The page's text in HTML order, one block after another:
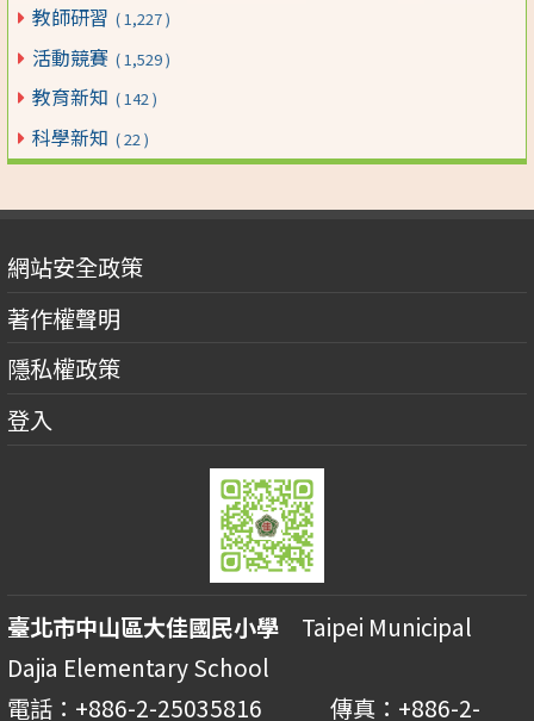
教師研習 ( 1,227 )
活動競賽 ( 1,529 )
教育新知 ( 142 )
科學新知 ( 22 )
網站安全政策
著作權聲明
隱私權政策
登入
臺北市中山區大佳國民小學 Taipei Municipal
Dajia Elementary School
電話：+886-2-25035816 傳真：+886-2-